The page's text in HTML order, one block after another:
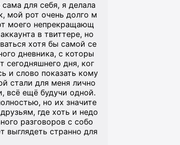
для себя, я делала
мой рот очень долго м
моего непрекращающ
в твиттере, но
хотя бы самой се
дневника, с которы
дня, ког
и слово показать кому
стали для меня лично
всё ещё будучи одной.
но их значите
где хоть и недо
разговоров с собо
выглядеть странно для